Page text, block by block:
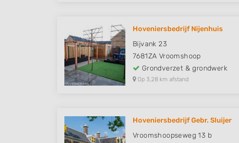
Hoveniersbedrijf Nijenhuis
Bijvank 23
7681ZA Vroomshoop
Grondverzet & grondwerk
Op 3,28 km afstand
Hoveniersbedrijf Gebr. Sluijer
Vroomshoopseweg 13 b